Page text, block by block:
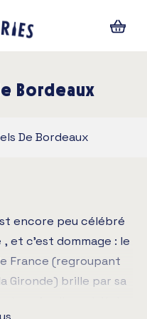
Bordeaux
De Bordeaux
encore peu célébré
et c’est dommage : le
France (regroupant
Gironde) brille par sa